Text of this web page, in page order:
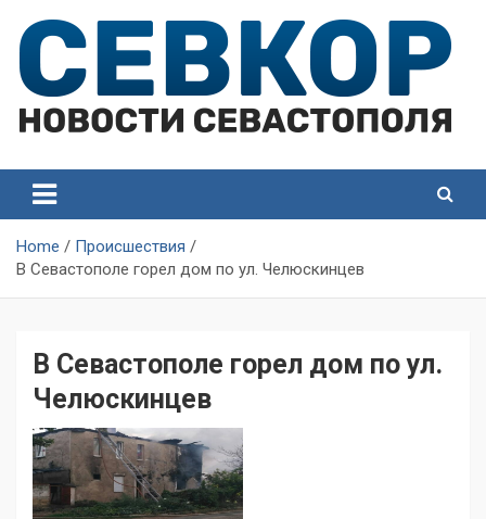
content
Севастополя
Севастополя
Home
Происшествия
В Севастополе горел дом по ул. Челюскинцев
В Севастополе горел дом по ул.
Челюскинцев